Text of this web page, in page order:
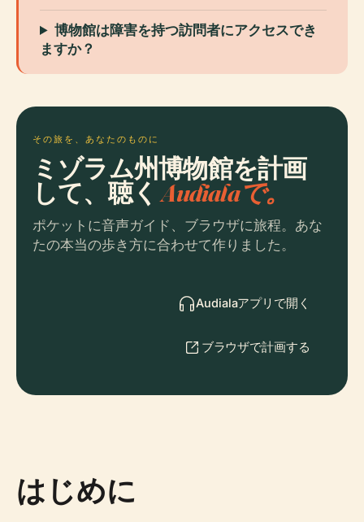
博物館は障害を持つ訪問者にアクセスでき
ますか？
その旅を、あなたのものに
ミゾラム州博物館を計画
して、聴くAudialaで。
ポケットに音声ガイド、ブラウザに旅程。あな
たの本当の歩き方に合わせて作りました。
Audialaアプリで開く
ブラウザで計画する
はじめに